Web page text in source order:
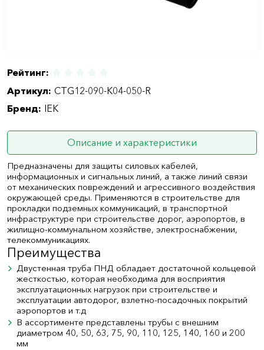
Рейтинг:
Артикул: CTG12-090-K04-050-R
Бренд: IEK
Описание и характеристики
Предназначены для защиты силовых кабелей,
информационных и сигнальных линий, а также линий связи
от механических повреждений и агрессивного воздействия
окружающей среды. Применяются в строительстве для
прокладки подземных коммуникаций, в транспортной
инфраструктуре при строительстве дорог, аэропортов, в
жилищно-коммунальном хозяйстве, электроснабжении,
телекоммуникациях.
Преимущества
Двустенная труба ПНД обладает достаточной кольцевой
жесткостью, которая необходима для восприятия
эксплуатационных нагрузок при строительстве и
эксплуатации автодорог, взлетно-посадочных покрытий
аэропортов и т.д
В ассортименте представлены трубы с внешним
диаметром 40, 50, 63, 75, 90, 110, 125, 140, 160 и 200
мм